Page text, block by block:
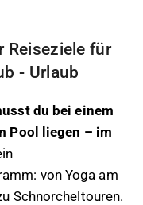
Reiseziele für
- Urlaub
du bei einem
Pool liegen – im
von Yoga am
Schnorcheltouren.